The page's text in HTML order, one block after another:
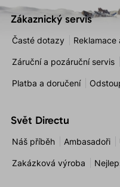
Zákaznický servis
Časté dotazy
Záruční a pozáruční servis
Platba a doručení
Svět Directu
Náš příběh Ambasadoři
Zakázková výroba